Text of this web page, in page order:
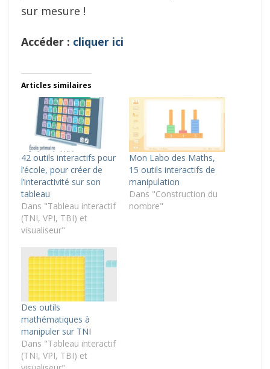
sur mesure !
Accéder : cliquer ici
Articles similaires
42 outils interactifs pour
l’école, pour créer de
l’interactivité sur son
tableau
Dans "Tableau interactif
(TNI, VPI, TBI) et
visualiseur"
Mon Labo des Maths,
15 outils interactifs de
manipulation
Dans "Construction du
nombre"
Des outils
mathématiques à
manipuler sur TNI
Dans "Tableau interactif
(TNI, VPI, TBI) et